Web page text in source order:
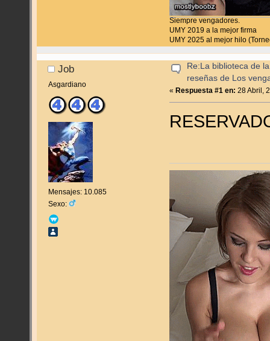
Siempre vengadores.
UMY 2019 a la mejor firma
UMY 2025 al mejor hilo
Job
Asgardiano
Mensajes: 10.085
Sexo:
Re:La biblioteca de
reseñas de Los
« Respuesta #1 en: 28 Abril,